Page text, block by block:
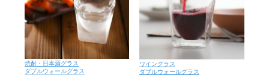
焼酎・日本酒グラス
ダブルウォールグラス
ワイングラス
ダブルウォールグラス